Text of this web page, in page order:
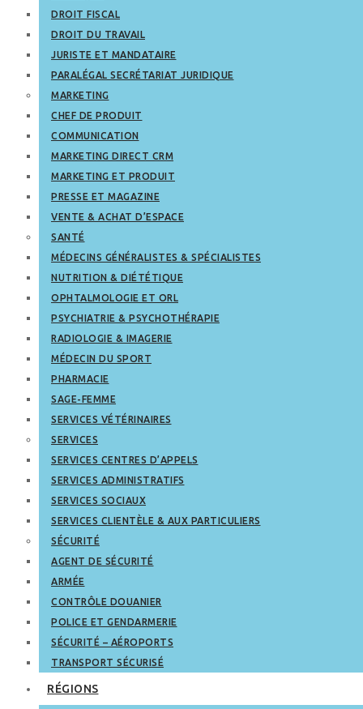
DROIT FISCAL
DROIT DU TRAVAIL
JURISTE ET MANDATAIRE
PARALÉGAL SECRÉTARIAT JURIDIQUE
MARKETING
CHEF DE PRODUIT
COMMUNICATION
MARKETING DIRECT CRM
MARKETING ET PRODUIT
PRESSE ET MAGAZINE
VENTE & ACHAT D’ESPACE
SANTÉ
MÉDECINS GÉNÉRALISTES & SPÉCIALISTES
NUTRITION & DIÉTÉTIQUE
OPHTALMOLOGIE ET ORL
PSYCHIATRIE & PSYCHOTHÉRAPIE
RADIOLOGIE & IMAGERIE
MÉDECIN DU SPORT
PHARMACIE
SAGE-FEMME
SERVICES VÉTÉRINAIRES
SERVICES
SERVICES CENTRES D’APPELS
SERVICES ADMINISTRATIFS
SERVICES SOCIAUX
SERVICES CLIENTÈLE & AUX PARTICULIERS
SÉCURITÉ
AGENT DE SÉCURITÉ
ARMÉE
CONTRÔLE DOUANIER
POLICE ET GENDARMERIE
SÉCURITÉ – AÉROPORTS
TRANSPORT SÉCURISÉ
RÉGIONS